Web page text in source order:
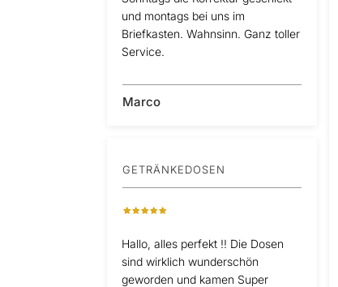
und montags bei uns im
Briefkasten. Wahnsinn. Ganz toller
Service.
Marco
GETRÄNKEDOSEN
Hallo, alles perfekt !! Die Dosen
sind wirklich wunderschön
geworden und kamen Super